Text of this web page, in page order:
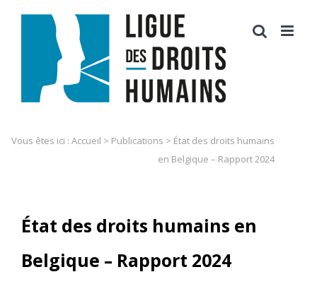
Vous êtes ici : Accueil > Publications > État des droits humains
en Belgique – Rapport 2024
État des droits humains en
Belgique – Rapport 2024